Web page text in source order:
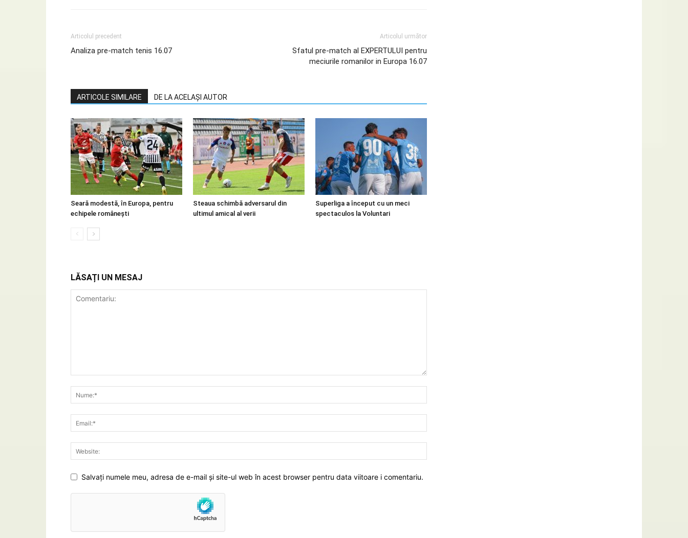
Articolul precedent
Analiza pre-match tenis 16.07
Articolul următor
Sfatul pre-match al EXPERTULUI pentru
meciurile romanilor in Europa 16.07
ARTICOLE SIMILARE DE LA ACELAȘI AUTOR
Seară modestă, în Europa, pentru
echipele românești
Steaua schimbă adversarul din
ultimul amical al verii
Superliga a început cu un meci
spectaculos la Voluntari
LĂSAȚI UN MESAJ
Salvați numele meu, adresa de e-mail și site-ul web în acest browser pentru data viitoare i comentariu.